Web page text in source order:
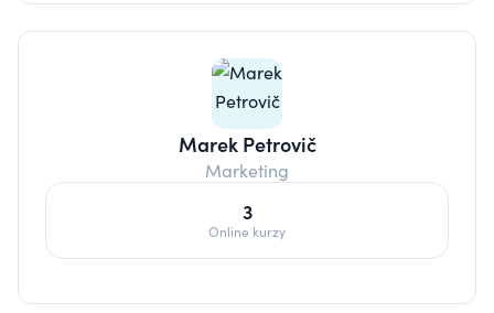
Marek Petrovič
Marketing
3
Online kurzy